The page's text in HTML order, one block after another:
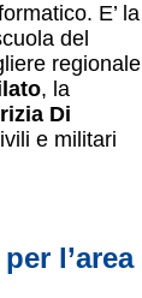
E’ la
del
regionale
, la
Di
e militari
l’area